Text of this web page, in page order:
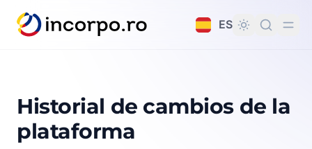
principal
ES
Historial de cambios de la
plataforma